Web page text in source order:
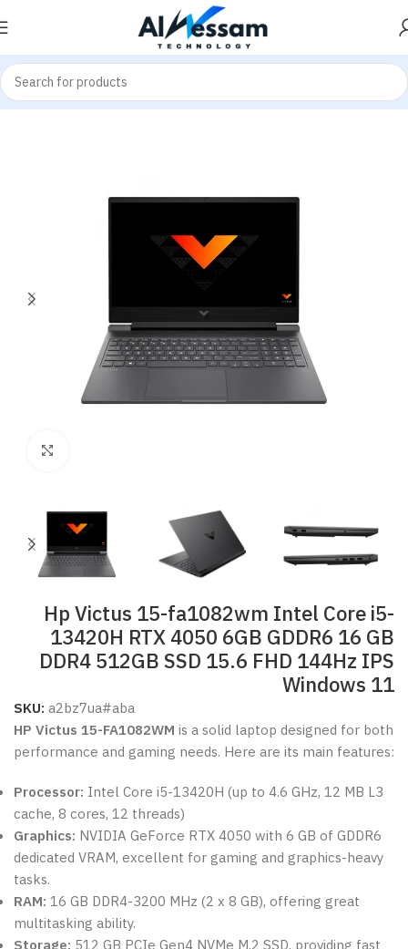
Home Laptops Gaming Laptop
Hp Victus 15-fa1082wm Intel Core i5-
13420H RTX 4050 6GB GDDR6 16 GB
DDR4 512GB SSD 15.6 FHD 144Hz IPS
Windows 11
SKU: a2bz7ua#aba
HP Victus 15-FA1082WM is a solid laptop designed for both
performance and gaming needs. Here are its main features:
Processor: Intel Core i5-13420H (up to 4.6 GHz, 12 MB L3
cache, 8 cores, 12 threads)
Graphics: NVIDIA GeForce RTX 4050 with 6 GB of GDDR6
dedicated VRAM, excellent for gaming and graphics-heavy
tasks.
RAM: 16 GB DDR4-3200 MHz (2 x 8 GB), offering great
multitasking ability.